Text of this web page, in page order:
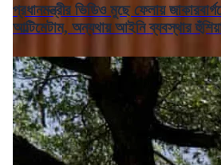
প্রধানমন্ত্রীর ভিডিও মুছে ফেলায়
আল্টিমেটাম, অন্যথায় আইনি ব্যবস্থার